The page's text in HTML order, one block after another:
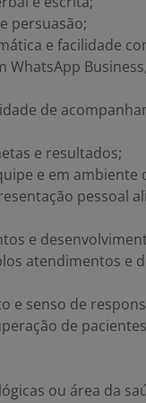
persuasão;
e facilidade
de
e resultados;
e em ambiente
pessoal
e
atendimentos e
e senso de
de
ou área da